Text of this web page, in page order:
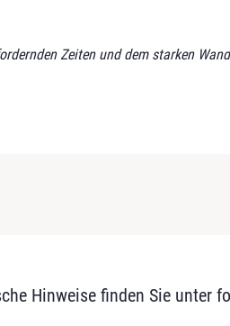
Zeiten und dem starken
Hinweise finden Sie unter